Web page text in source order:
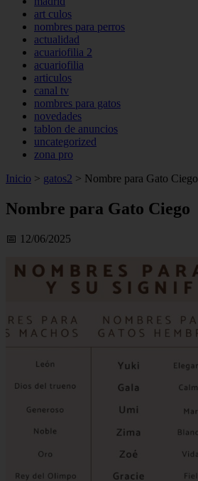
art culos
nombres para perros
actualidad
acuariofilia 2
acuariofilia
articulos
canal tv
nombres para gatos
novedades
tablon de anuncios
uncategorized
zona pro
Inicio > gatos2 > Nombre para Gato Ciego
Nombre para Gato Ciego
📅 12/06/2025